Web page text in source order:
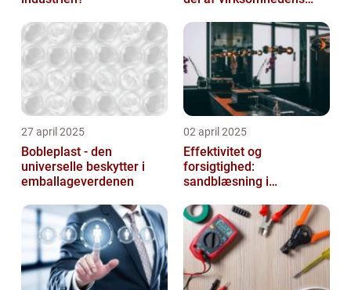
27 april 2025
Bobleplast - den
universelle beskytter i
emballageverdenen
02 april 2025
Effektivitet og
forsigtighed:
sandblæsning i